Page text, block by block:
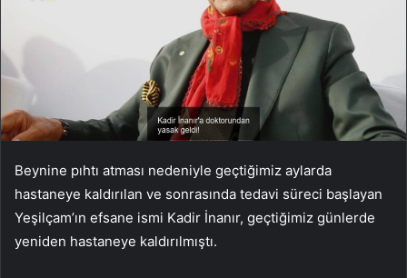
Beynine pıhtı atması nedeniyle geçtiğimiz aylarda
hastaneye kaldırılan ve sonrasında tedavi süreci başlayan
Yeşilçam’ın efsane ismi Kadir İnanır, geçtiğimiz günlerde
yeniden hastaneye kaldırılmıştı.